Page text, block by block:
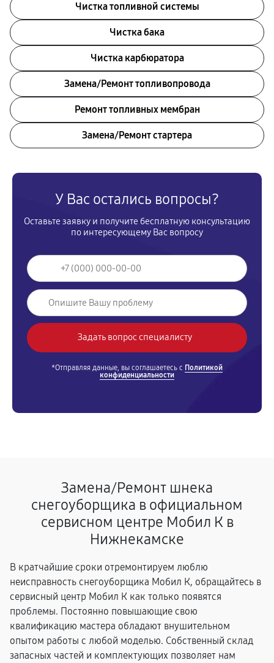
Чистка топливной системы
Чистка бака
Чистка карбюратора
Замена/Pемонт топливопровода
Ремонт топливных мембран
Замена/Pемонт стартера
У Вас остались вопросы?
Оставьте заявку и получите бесплатную консультацию
по интересующему Вас вопросу
*Отправляя данные, вы соглашаетесь с Политикой
конфиденциальности
Замена/Pемонт шнека
снегоуборщика в официальном
сервисном центре Мобил К в
Нижнекамске
В кратчайшие сроки отремонтируем люблю
неисправность снегоуборщика Мобил К, обращайтесь в
сервисный центр Мобил К как только появятся
проблемы. Постоянно повышающие свою
квалификацию мастера обладают внушительном
опытом работы с любой моделью. Собственный склад
запасных частей и комплектующих позволяет нам